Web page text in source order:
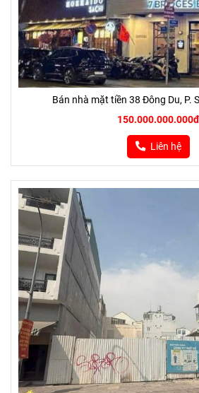
Bán nhà mặt tiền 38 Đông Du, P.
150.000.000.000đ
Liên hệ